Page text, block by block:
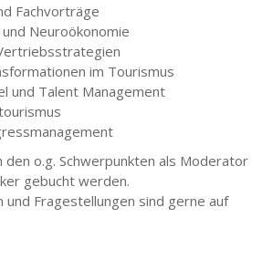
Fachvorträge
Neuroökonomie
im Tourismus
und Talent Management
den o.g. Schwerpunkten als Moderator
gebucht werden.
und Fragestellungen sind gerne auf